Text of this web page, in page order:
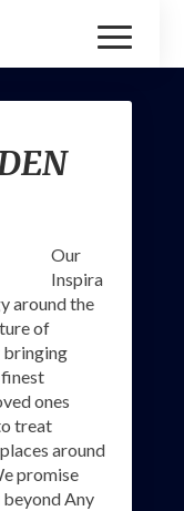
Toggle
Our
Inspira
around the
of
bringing
ones
treat
around
promise
Any